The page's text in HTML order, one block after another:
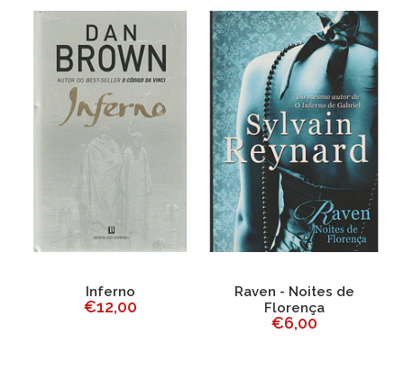
Inferno
€12,00
Raven - Noites de
Florença
€6,00